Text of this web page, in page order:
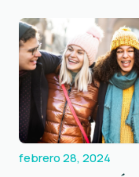
febrero 28, 2024